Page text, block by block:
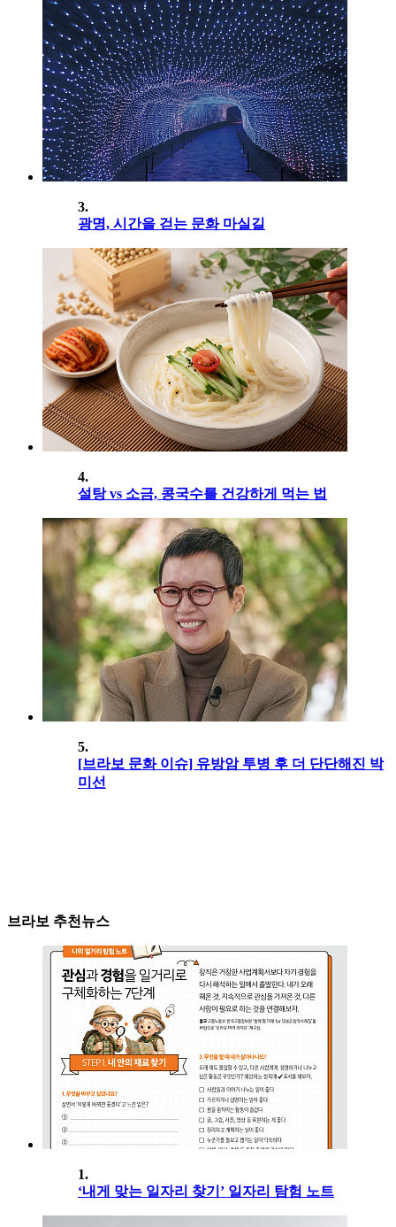
3.
광명, 시간을 걷는 문화 마실길
4.
설탕 vs 소금, 콩국수를 건강하게 먹는 법
5.
[브라보 문화 이슈] 유방암 투병 후 더 단단해진 박
미선
브라보 추천뉴스
1.
‘내게 맞는 일자리 찾기’ 일자리 탐험 노트